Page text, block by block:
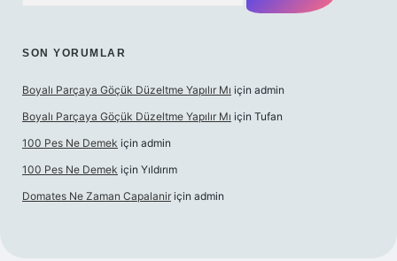
SON YORUMLAR
Boyalı Parçaya Göçük Düzeltme Yapılır Mı için admin
Boyalı Parçaya Göçük Düzeltme Yapılır Mı için Tufan
100 Pes Ne Demek için admin
100 Pes Ne Demek için Yıldırım
Domates Ne Zaman Capalanir için admin